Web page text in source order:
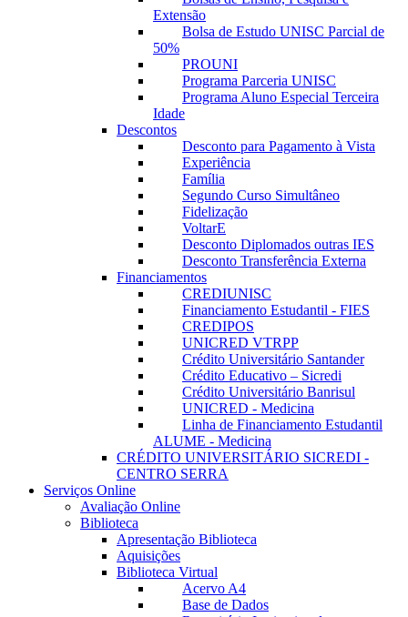
Extensão
Bolsa de Estudo UNISC Parcial de
50%
PROUNI
Programa Parceria UNISC
Programa Aluno Especial Terceira
Idade
Descontos
Desconto para Pagamento à Vista
Experiência
Família
Segundo Curso Simultâneo
Fidelização
VoltarE
Desconto Diplomados outras IES
Desconto Transferência Externa
Financiamentos
CREDIUNISC
Financiamento Estudantil - FIES
CREDIPOS
UNICRED VTRPP
Crédito Universitário Santander
Crédito Educativo – Sicredi
Crédito Universitário Banrisul
UNICRED - Medicina
Linha de Financiamento Estudantil
ALUME - Medicina
CRÉDITO UNIVERSITÁRIO SICREDI -
CENTRO SERRA
Serviços Online
Avaliação Online
Biblioteca
Apresentação Biblioteca
Aquisições
Biblioteca Virtual
Acervo A4
Base de Dados